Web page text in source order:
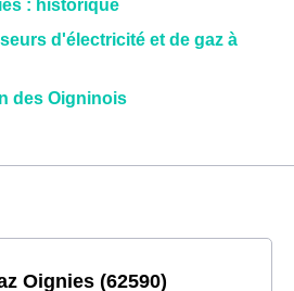
: historique
d'électricité et de gaz à
des Oigninois
Oignies (62590)